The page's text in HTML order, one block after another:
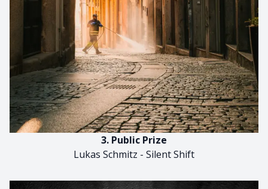
3. Public Prize
Lukas Schmitz - Silent Shift